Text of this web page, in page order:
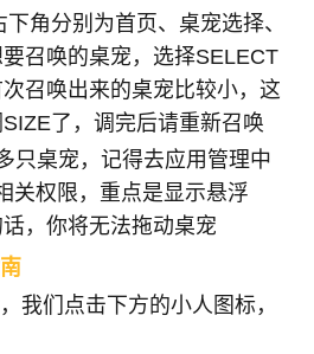
角分别为首页、桌宠选择、
召唤的桌宠，选择SELECT
召唤出来的桌宠比较小，这
了，调完后请重新召唤
只桌宠，记得去应用管理中
关权限，重点是显示悬浮
，你将无法拖动桌宠
我们点击下方的小人图标，